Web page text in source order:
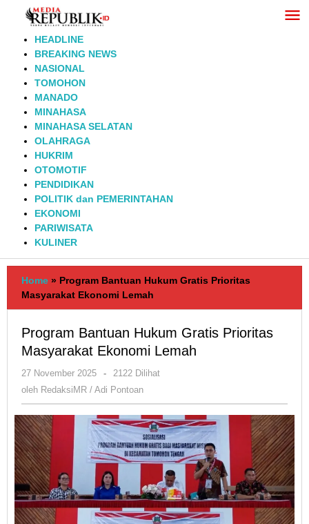
Lewati
HEADLINE
BREAKING NEWS
NASIONAL
TOMOHON
MANADO
MINAHASA
MINAHASA SELATAN
OLAHRAGA
HUKRIM
OTOMOTIF
PENDIDIKAN
POLITIK dan PEMERINTAHAN
EKONOMI
PARIWISATA
KULINER
Home » Program Bantuan Hukum Gratis Prioritas
Masyarakat Ekonomi Lemah
Program Bantuan Hukum Gratis Prioritas
Masyarakat Ekonomi Lemah
27 November 2025
oleh
RedaksiMR
Pontoan
-
2122 Dilihat
oleh RedaksiMR / Adi Pontoan